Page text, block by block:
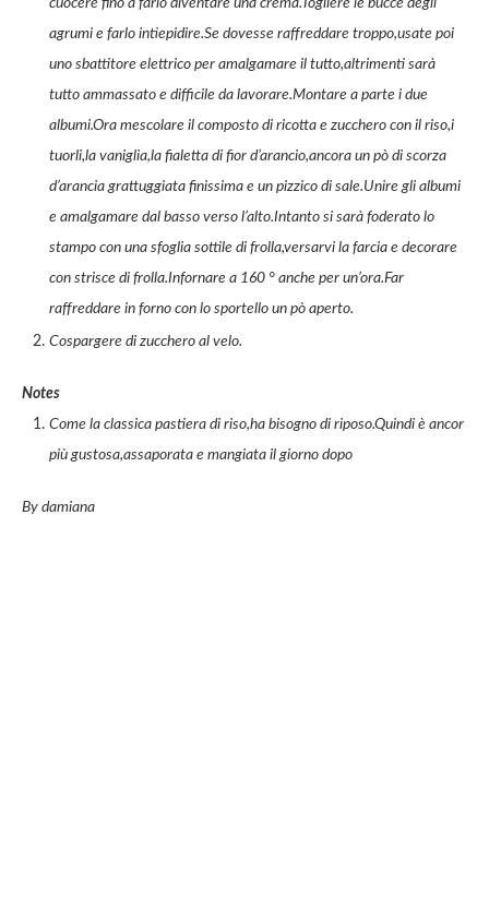
cuocere fino a farlo diventare una crema.Togliere le bucce degli
agrumi e farlo intiepidire.Se dovesse raffreddare troppo,usate poi
uno sbattitore elettrico per amalgamare il tutto,altrimenti sarà
tutto ammassato e difficile da lavorare.Montare a parte i due
albumi.Ora mescolare il composto di ricotta e zucchero con il riso,i
tuorli,la vaniglia,la fialetta di fior d’arancio,ancora un pò di scorza
d’arancia grattuggiata finissima e un pizzico di sale.Unire gli albumi
e amalgamare dal basso verso l’alto.Intanto si sarà foderato lo
stampo con una sfoglia sottile di frolla,versarvi la farcia e decorare
con strisce di frolla.Infornare a 160 ° anche per un’ora.Far
raffreddare in forno con lo sportello un pò aperto.
Cospargere di zucchero al velo.
Notes
Come la classica pastiera di riso,ha bisogno di riposo.Quindi è ancor
più gustosa,assaporata e mangiata il giorno dopo
By damiana